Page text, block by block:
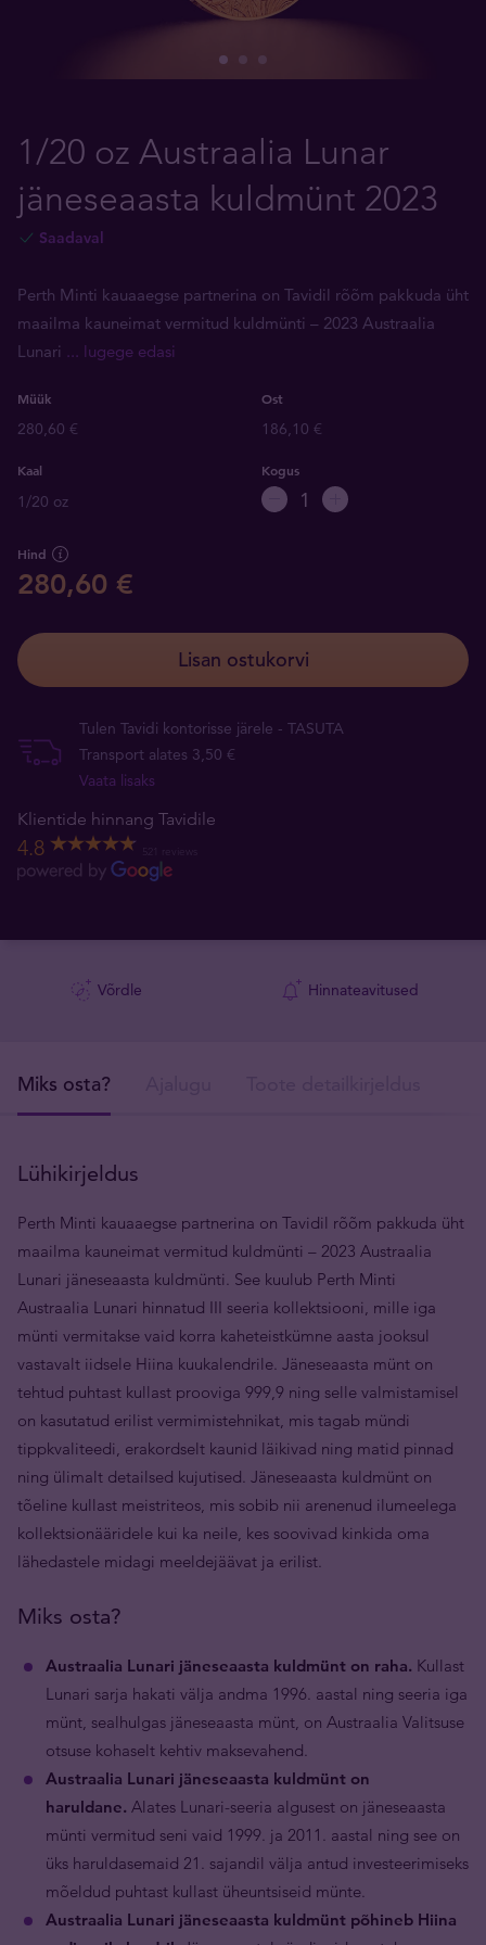
1/20 oz Austraalia Lunar
jäneseaasta kuldmünt 2023
Saadaval
Perth Minti kauaaegse partnerina on Tavidil rõõm pakkuda üht
maailma kauneimat vermitud kuldmünti – 2023 Austraalia
Lunari ... lugege edasi
Müük Ost
280,60 € 186,10 €
Kaal
1/20 oz
Kogus
Hind
280,60 €
Lisan ostukorvi
Tulen Tavidi kontorisse järele - TASUTA
Transport alates 3,50 €
Vaata lisaks
Klientide hinnang Tavidile
4.8
Võrdle Hinnateavitused
Miks osta?
Lühikirjeldus
Perth Minti kauaaegse partnerina on Tavidil rõõm pakkuda üht
maailma kauneimat vermitud kuldmünti – 2023 Austraalia
Lunari jäneseaasta kuldmünti. See kuulub Perth Minti
Austraalia Lunari hinnatud III seeria kollektsiooni, mille iga
münti vermitakse vaid korra kaheteistkümne aasta jooksul
vastavalt iidsele Hiina kuukalendrile. Jäneseaasta münt on
tehtud puhtast kullast prooviga 999,9 ning selle valmistamisel
on kasutatud erilist vermimistehnikat, mis tagab mündi
tippkvaliteedi, erakordselt kaunid läikivad ning matid pinnad
ning ülimalt detailsed kujutised. Jäneseaasta kuldmünt on
tõeline kullast meistriteos, mis sobib nii arenenud ilumeelega
kollektsionääridele kui ka neile, kes soovivad kinkida oma
lähedastele midagi meeldejäävat ja erilist.
Miks osta?
Austraalia Lunari jäneseaasta kuldmünt on raha. Kullast
Lunari sarja hakati välja andma 1996. aastal ning seeria iga
münt, sealhulgas jäneseaasta münt, on Austraalia Valitsuse
otsuse kohaselt kehtiv maksevahend.
Austraalia Lunari jäneseaasta kuldmünt on
haruldane. Alates Lunari-seeria algusest on jäneseaasta
münti vermitud seni vaid 1999. ja 2011. aastal ning see on
üks haruldasemaid 21. sajandil välja antud investeerimiseks
mõeldud puhtast kullast üheuntsiseid münte.
Austraalia Lunari jäneseaasta kuldmünt põhineb Hiina